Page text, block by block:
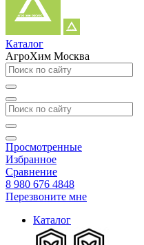
Каталог
АгроХим Москва
Просмотренные
Избранное
Сравнение
8 980 676 4848
Перезвоните мне
Каталог